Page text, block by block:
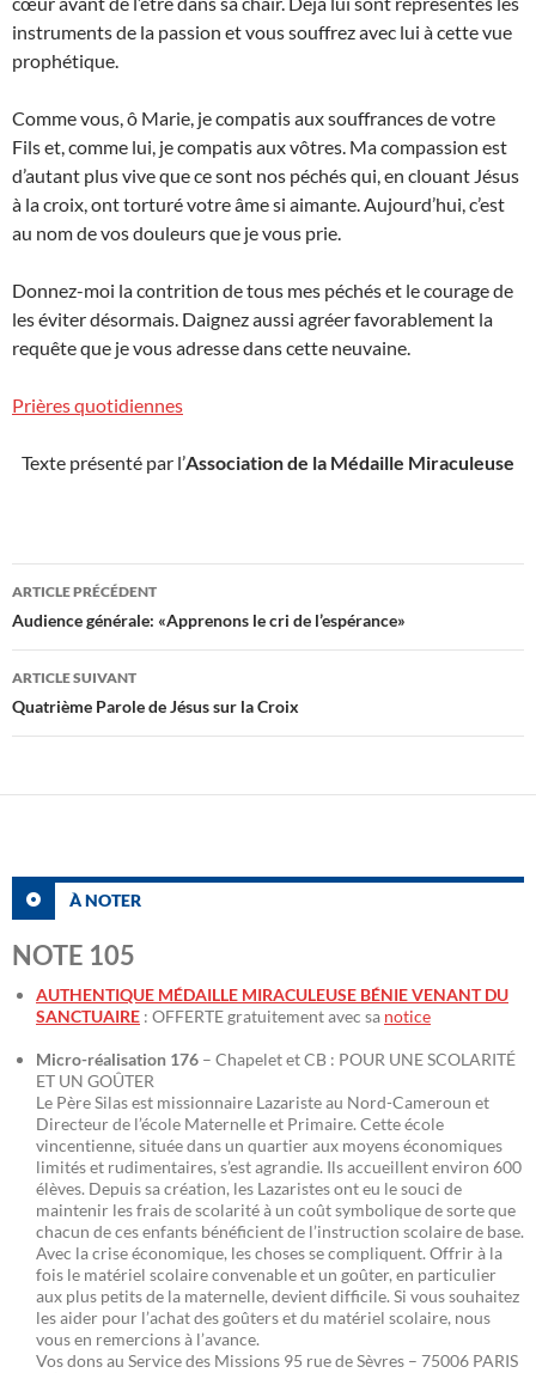
instruments de la passion et vous souffrez avec lui à cette vue
prophétique.
Comme vous, ô Marie, je compatis aux souffrances de votre
Fils et, comme lui, je compatis aux vôtres. Ma compassion est
d’autant plus vive que ce sont nos péchés qui, en clouant Jésus
à la croix, ont torturé votre âme si aimante. Aujourd’hui, c’est
au nom de vos douleurs que je vous prie.
Donnez-moi la contrition de tous mes péchés et le courage de
les éviter désormais. Daignez aussi agréer favorablement la
requête que je vous adresse dans cette neuvaine.
Prières quotidiennes
Texte présenté par l’Association de la Médaille Miraculeuse
Navigation
des
articles
ARTICLE PRÉCÉDENT
Audience générale: «Apprenons le cri de l’espérance»
ARTICLE SUIVANT
Quatrième Parole de Jésus sur la Croix
À NOTER
NOTE 105
AUTHENTIQUE MÉDAILLE MIRACULEUSE BÉNIE VENANT DU
SANCTUAIRE : OFFERTE gratuitement avec sa notice
Micro-réalisation 176 – Chapelet et CB : POUR UNE SCOLARITÉ
ET UN GOÛTER
Le Père Silas est missionnaire Lazariste au Nord-Cameroun et
Directeur de l’école Maternelle et Primaire. Cette école
vincentienne, située dans un quartier aux moyens économiques
limités et rudimentaires, s’est agrandie. Ils accueillent environ 600
élèves. Depuis sa création, les Lazaristes ont eu le souci de
maintenir les frais de scolarité à un coût symbolique de sorte que
chacun de ces enfants bénéficient de l’instruction scolaire de base.
Avec la crise économique, les choses se compliquent. Offrir à la
fois le matériel scolaire convenable et un goûter, en particulier
aux plus petits de la maternelle, devient difficile. Si vous souhaitez
les aider pour l’achat des goûters et du matériel scolaire, nous
vous en remercions à l’avance.
Vos dons au Service des Missions 95 rue de Sèvres – 75006 PARIS